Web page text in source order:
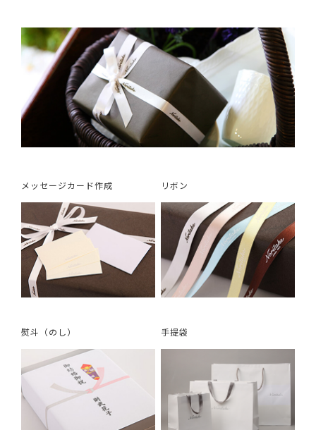
メッセージカード作成 リボン
熨斗（のし） 手提袋